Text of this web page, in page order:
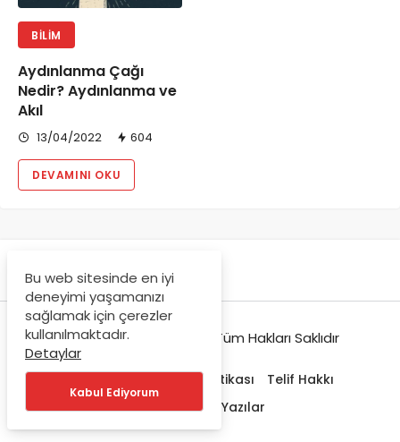
BILIM
Aydınlanma Çağı
Nedir? Aydınlanma ve
Akıl
13/04/2022 604
DEVAMINI OKU
© Copyright 2021-2022, Tüm Hakları Saklıdır
Gizlilik Politikası
Telif Hakkı
Trendlerdeki Yazılar
Bu web sitesinde en iyi
deneyimi yaşamanızı
sağlamak için çerezler
kullanılmaktadır.
Detaylar
Kabul Ediyorum